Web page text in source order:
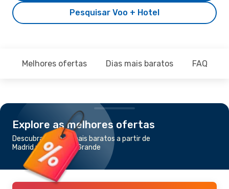
Pesquisar Voo + Hotel
Melhores ofertas Dias mais baratos FAQ
Explore as melhores ofertas
Descubra os voos mais baratos a partir de
Madrid para Campo Grande